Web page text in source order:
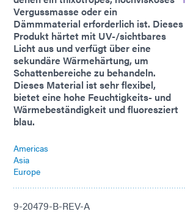
Vergussmasse oder ein
Dämmmaterial erforderlich ist. Dieses
Produkt härtet mit UV-/sichtbares
Licht aus und verfügt über eine
sekundäre Wärmehärtung, um
Schattenbereiche zu behandeln.
Dieses Material ist sehr flexibel,
bietet eine hohe Feuchtigkeits- und
Wärmebeständigkeit und fluoresziert
blau.
Americas
Asia
Europe
9-20479-B-REV-A